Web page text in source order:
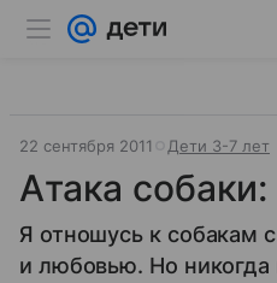
22 сентября 2011 Дети 3-7 лет
Атака
Я отношусь к собакам
и любовью. Но